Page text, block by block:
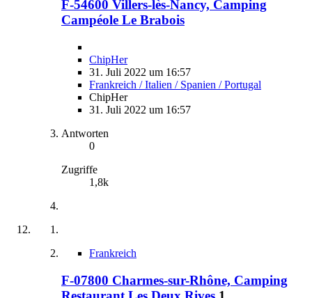
F-54600 Villers-lès-Nancy, Camping
Campéole Le Brabois
ChipHer
31. Juli 2022 um 16:57
Frankreich / Italien / Spanien / Portugal
ChipHer
31. Juli 2022 um 16:57
Antworten
0
Zugriffe
1,8k
Frankreich
F-07800 Charmes-sur-Rhône, Camping